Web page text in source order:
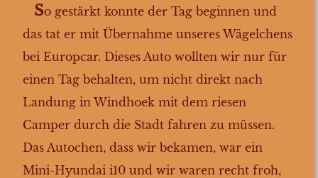
So gestärkt konnte der Tag beginnen und
das tat er mit Übernahme unseres Wägelchens
bei Europcar. Dieses Auto wollten wir nur für
einen Tag behalten, um nicht direkt nach
Landung in Windhoek mit dem riesen
Camper durch die Stadt fahren zu müssen.
Das Autochen, dass wir bekamen, war ein
Mini-Hyundai i10 und wir waren recht froh,